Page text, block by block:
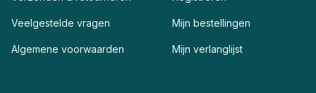
Veelgestelde vragen
Algemene voorwaarden
Mijn bestellingen
Mijn verlanglijst